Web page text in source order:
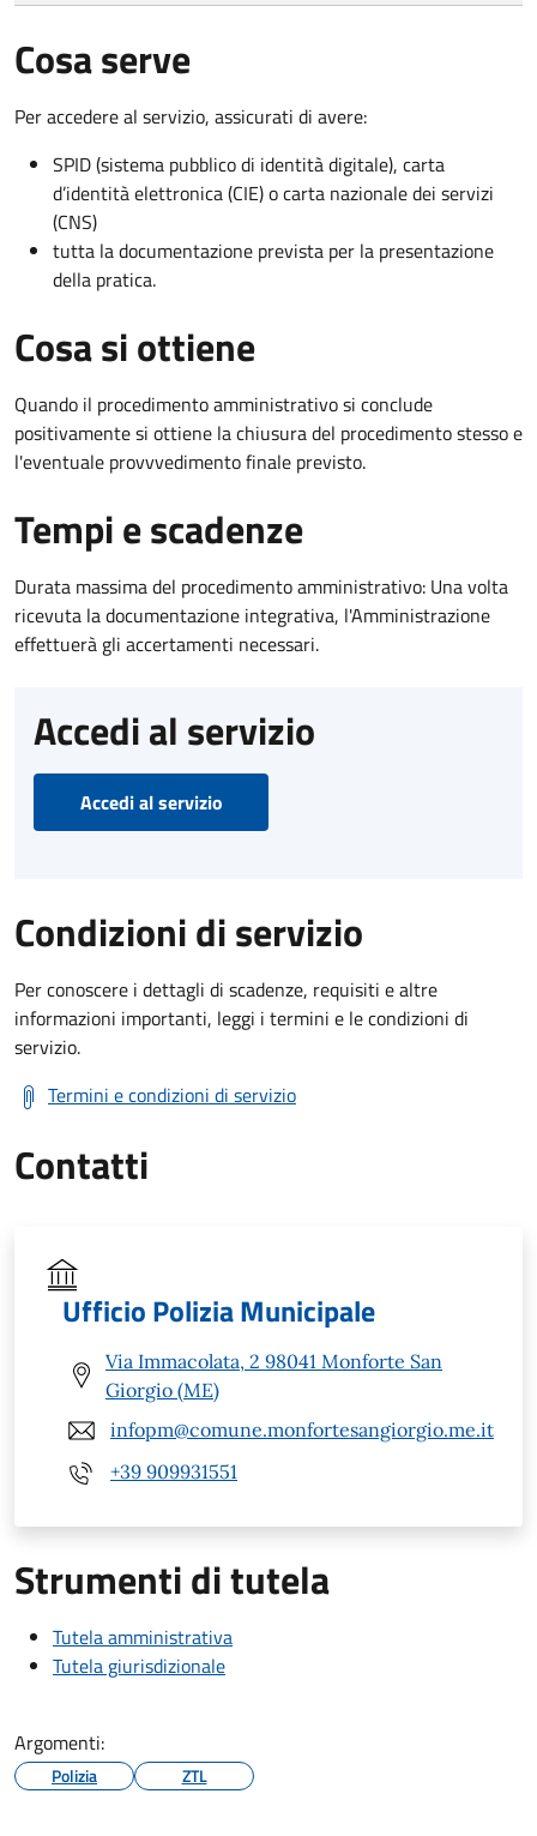
Cosa serve
Per accedere al servizio, assicurati di avere:
SPID (sistema pubblico di identità digitale), carta
d’identità elettronica (CIE) o carta nazionale dei servizi
(CNS)
tutta la documentazione prevista per la presentazione
della pratica.
Cosa si ottiene
Quando il procedimento amministrativo si conclude
positivamente si ottiene la chiusura del procedimento stesso e
l'eventuale provvvedimento finale previsto.
Tempi e scadenze
Durata massima del procedimento amministrativo: Una volta
ricevuta la documentazione integrativa, l'Amministrazione
effettuerà gli accertamenti necessari.
Accedi al servizio
Accedi al servizio
Condizioni di servizio
Per conoscere i dettagli di scadenze, requisiti e altre
informazioni importanti, leggi i termini e le condizioni di
servizio.
Termini e condizioni di servizio
Contatti
Ufficio Polizia Municipale
Via Immacolata, 2 98041 Monforte San
Giorgio (ME)
infopm@comune.monfortesangiorgio.me.it
+39 909931551
Strumenti di tutela
Tutela amministrativa
Tutela giurisdizionale
Argomenti:
Polizia ZTL